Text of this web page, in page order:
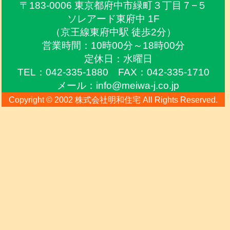
〒183-0006 東京都府中市緑町３丁目７−５
ソレアード東府中 1F
（京王線東府中駅 徒歩2分）
営業時間：10時00分～18時00分
定休日：水曜日
TEL：042-335-1880 FAX：042-335-1710
メール：info@meiwa-j.co.jp
Copyright © 2002 株式会社明和住宅 All Rights Reserved.